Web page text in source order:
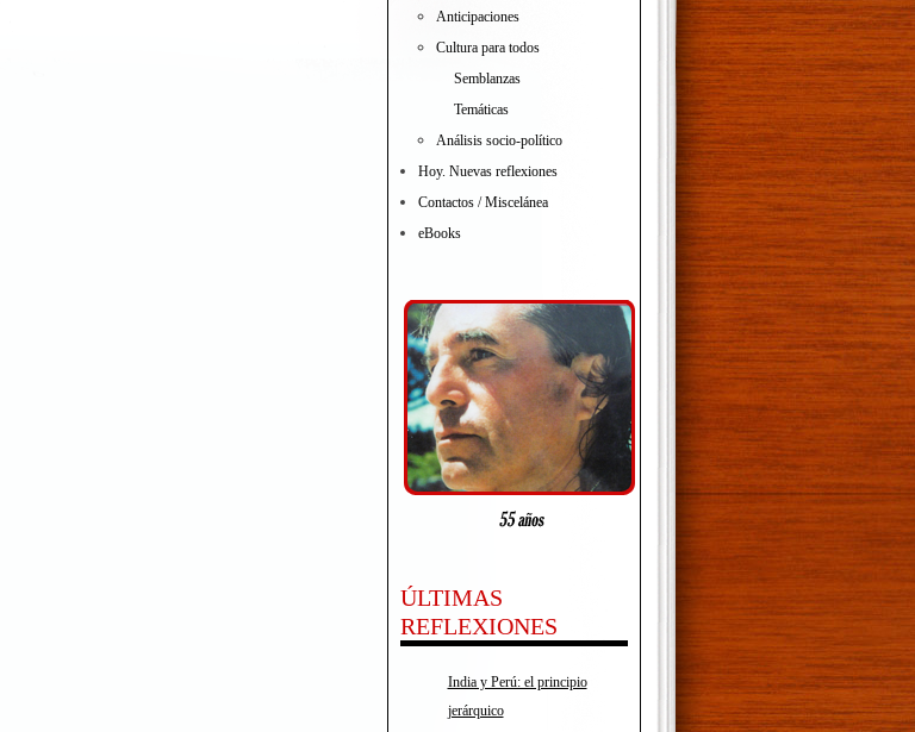
Anticipaciones
Cultura para todos
Semblanzas
Temáticas
Análisis socio-político
Hoy. Nuevas reflexiones
Contactos / Miscelánea
eBooks
ÚLTIMAS
REFLEXIONES
India y Perú: el principio
jerárquico